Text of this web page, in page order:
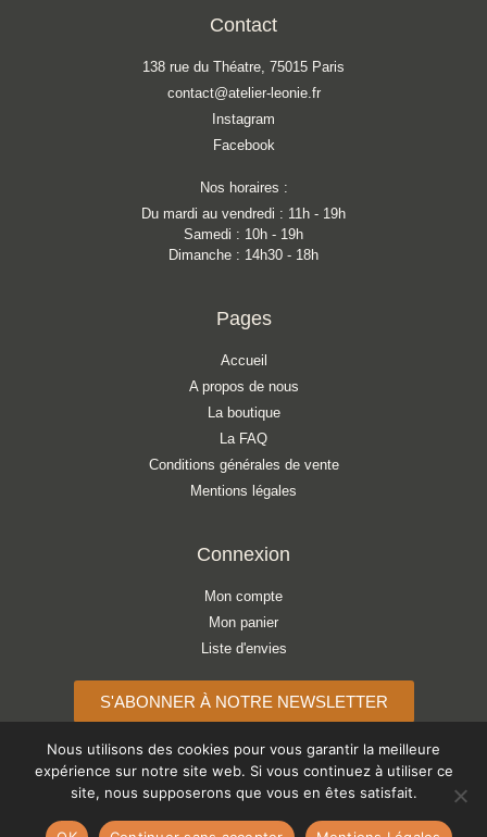
Contact
138 rue du Théatre, 75015 Paris
contact@atelier-leonie.fr
Instagram
Facebook
Nos horaires :
Du mardi au vendredi : 11h - 19h
Samedi : 10h - 19h
Dimanche : 14h30 - 18h
Pages
Accueil
A propos de nous
La boutique
La FAQ
Conditions générales de vente
Mentions légales
Connexion
Mon compte
Mon panier
Liste d'envies
S'ABONNER À NOTRE NEWSLETTER
Copyright © 2026 ATELIER LÉONIE
Nous utilisons des cookies pour vous garantir la meilleure
expérience sur notre site web. Si vous continuez à utiliser ce
site, nous supposerons que vous en êtes satisfait.